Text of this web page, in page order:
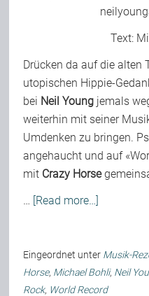
Alles andere
Backstage
Join Us
Text:
Drücken da auf die alten
utopischen Hippie-
bei Neil Young jemals
weiterhin mit seiner
Umdenken zu bringen.
angehaucht und auf
mit Crazy Horse
… [Read more…]
Eingeordnet unter Musik-
Horse, Michael Bohli, Neil
Rock, World Record